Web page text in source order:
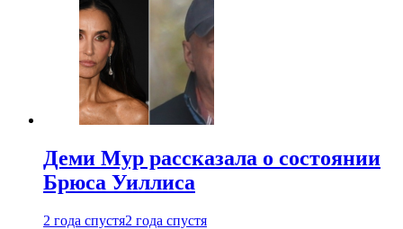
Деми Мур рассказала о состоянии
Брюса Уиллиса
2 года спустя2 года спустя